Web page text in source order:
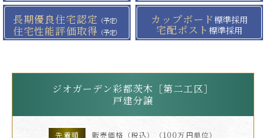
長期優良住宅認定 （予定）
住宅性能評価取得 （予定）
カップボード標準採用
宅配ポスト標準採用
ジオガーデン彩都茨木［第二工区］
戸建分譲
先着順 販売価格（税込）（100万円単位）